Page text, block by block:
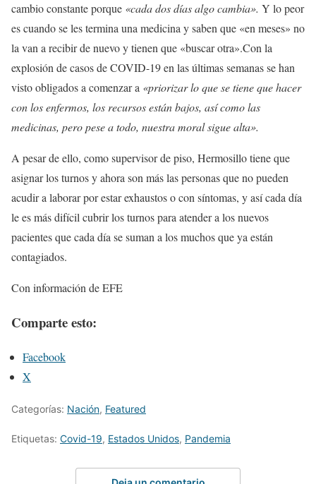
cambio constante porque «cada dos días algo cambia». Y lo peor
es cuando se les termina una medicina y saben que «en meses» no
la van a recibir de nuevo y tienen que «buscar otra».Con la
explosión de casos de COVID-19 en las últimas semanas se han
visto obligados a comenzar a «priorizar lo que se tiene que hacer
con los enfermos, los recursos están bajos, así como las
medicinas, pero pese a todo, nuestra moral sigue alta».
A pesar de ello, como supervisor de piso, Hermosillo tiene que
asignar los turnos y ahora son más las personas que no pueden
acudir a laborar por estar exhaustos o con síntomas, y así cada día
le es más difícil cubrir los turnos para atender a los nuevos
pacientes que cada día se suman a los muchos que ya están
contagiados.
Con información de EFE
Comparte esto:
Facebook
X
Categorías: Nación, Featured
Etiquetas: Covid-19, Estados Unidos, Pandemia